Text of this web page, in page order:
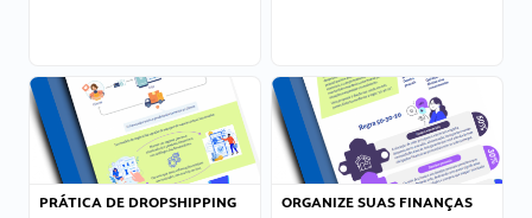
PRÁTICA DE DROPSHIPPING ORGANIZE SUAS FINANÇAS